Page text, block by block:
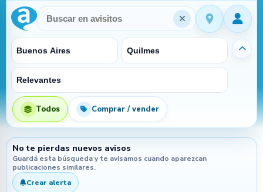
Procesando…
Ocultar filtros
Todos Comprar / vender
No te pierdas nuevos avisos
Guardá esta búsqueda y te avisamos cuando aparezcan
publicaciones similares.
Crear alerta